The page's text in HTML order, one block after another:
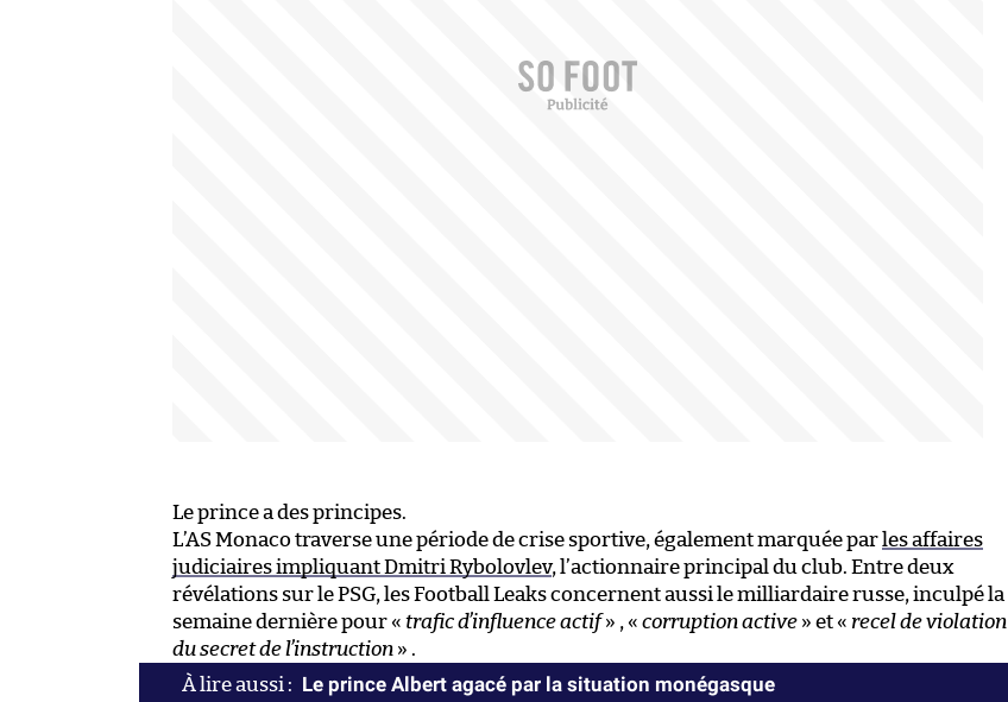
Le prince a des principes.
L’AS Monaco traverse une période de crise sportive, également marquée par les affaires
judiciaires impliquant Dmitri Rybolovlev, l’actionnaire principal du club. Entre deux
révélations sur le PSG, les Football Leaks concernent aussi le milliardaire russe, inculpé la
semaine dernière pour « trafic d’influence actif» , « corruption active » et « recel de violation
du secret de l’instruction » .
Le prince Albert agacé par la situation monégasque